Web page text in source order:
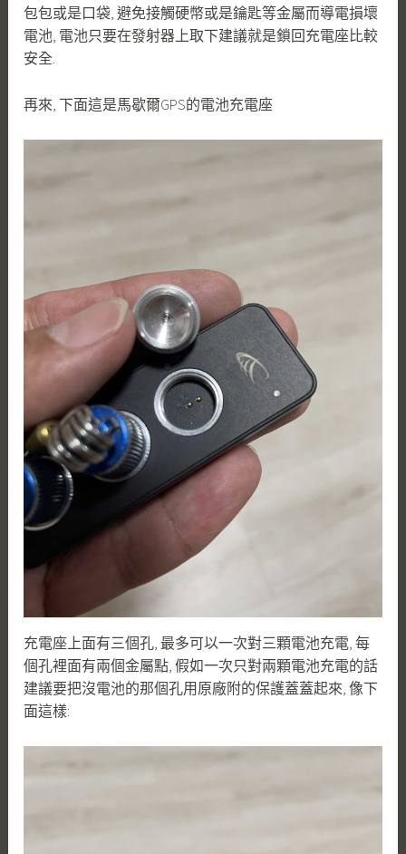
包包或是口袋, 避免接觸硬幣或是鑰匙等金屬而導電損壞
電池, 電池只要在發射器上取下建議就是鎖回充電座比較
安全.
再來, 下面這是馬歇爾GPS的電池充電座
充電座上面有三個孔, 最多可以一次對三顆電池充電, 每
個孔裡面有兩個金屬點, 假如一次只對兩顆電池充電的話
建議要把沒電池的那個孔用原廠附的保護蓋蓋起來, 像下
面這樣: